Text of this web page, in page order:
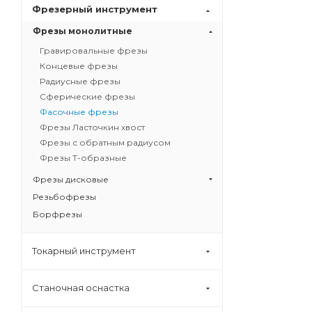
Фрезерный инструмент
Фрезы монолитные
Гравировальные фрезы
Концевые фрезы
Радиусные фрезы
Сферические фрезы
Фасочные фрезы
Фрезы Ласточкин хвост
Фрезы с обратным радиусом
Фрезы Т-образные
Фрезы дисковые
Резьбофрезы
Борфрезы
Токарный инструмент
Станочная оснастка